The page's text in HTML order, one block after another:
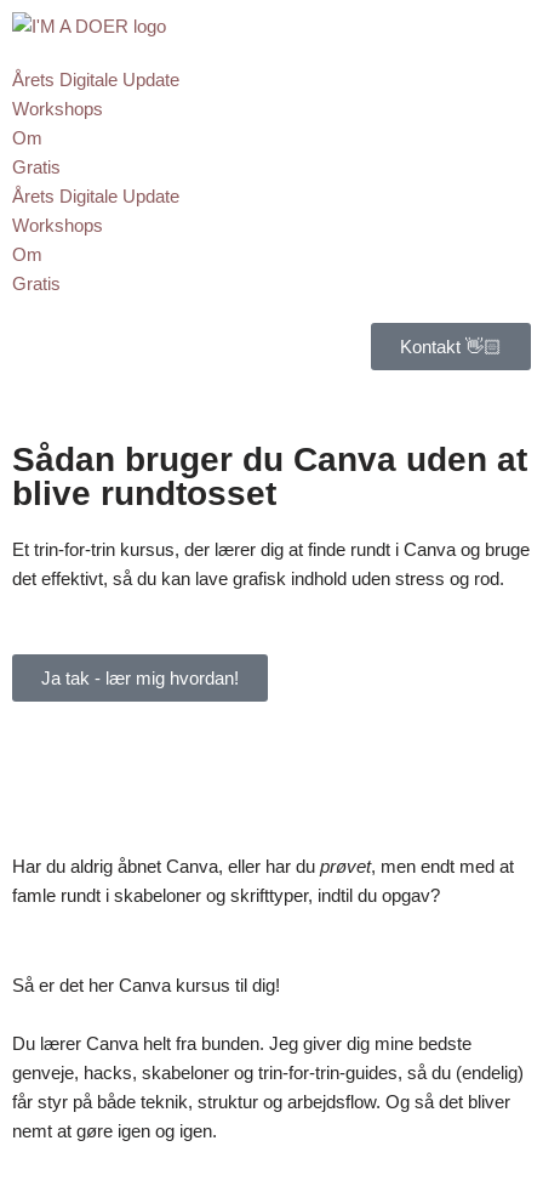
Spring
Årets Digitale Update
Workshops
Om
Gratis
Årets Digitale Update
Workshops
Om
Gratis
Kontakt 👋🏻
Sådan bruger du Canva uden at
blive rundtosset
Et trin-for-trin kursus, der lærer dig at finde rundt i Canva og bruge
det effektivt, så du kan lave grafisk indhold uden stress og rod.
Ja tak - lær mig hvordan!
Har du aldrig åbnet Canva, eller har du prøvet, men endt med at
famle rundt i skabeloner og skrifttyper, indtil du opgav?
Så er det her Canva kursus til dig!
Du lærer Canva helt fra bunden. Jeg giver dig mine bedste
genveje, hacks, skabeloner og trin-for-trin-guides, så du (endelig)
får styr på både teknik, struktur og arbejdsflow. Og så det bliver
nemt at gøre igen og igen.